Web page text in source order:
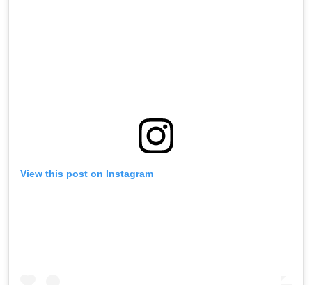
View this post on Instagram